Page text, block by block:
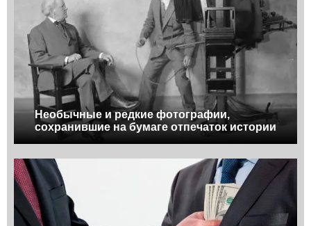
Необычные и редкие фотографии,
сохранившие на бумаге отпечаток истории